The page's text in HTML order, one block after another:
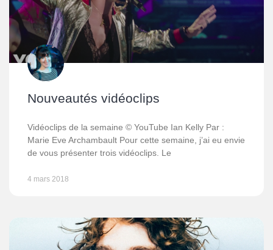
Nouveautés vidéoclips
Vidéoclips de la semaine © YouTube Ian Kelly Par :
Marie Eve Archambault Pour cette semaine, j’ai eu envie
de vous présenter trois vidéoclips. Le
4 mars 2018